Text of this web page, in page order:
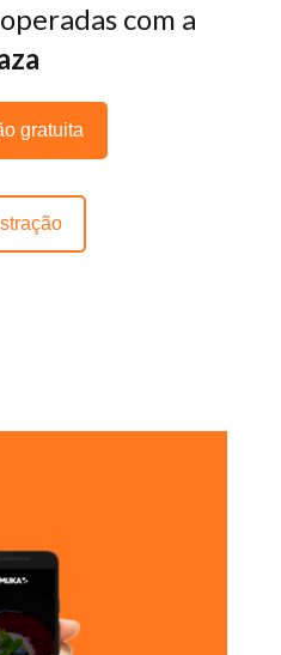
com a
gratuita